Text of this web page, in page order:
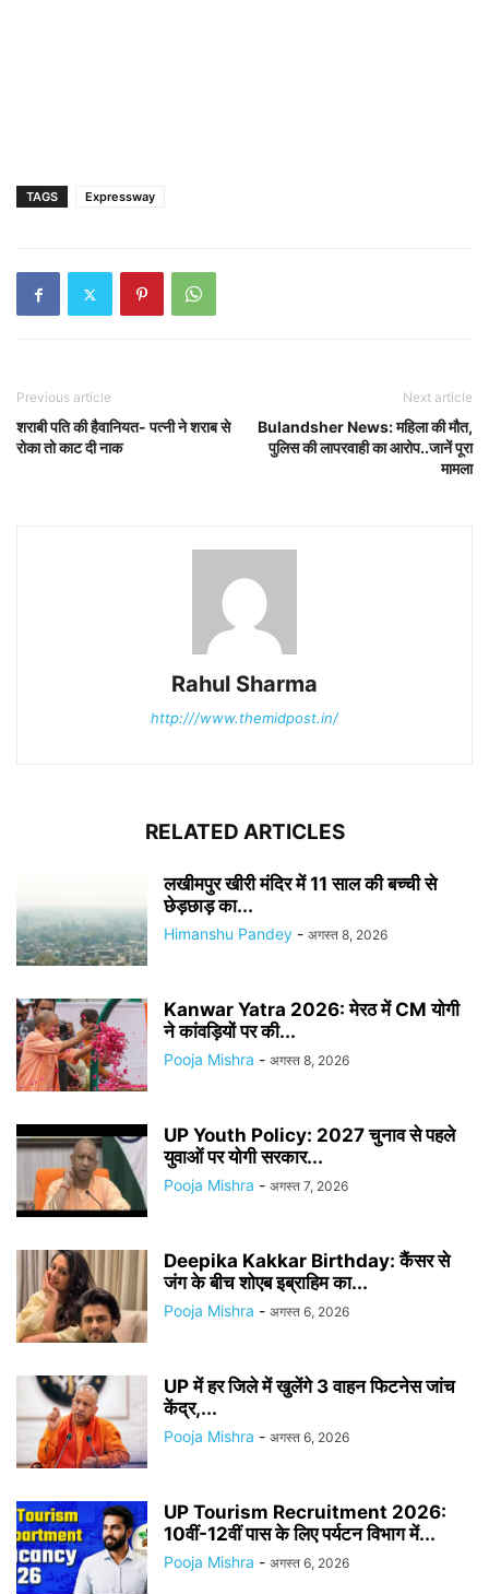
TAGS Expressway
Previous article
शराबी पति की हैवानियत- पत्नी ने शराब से
रोका तो काट दी नाक
Next article
Bulandsher News: महिला की मौत,
पुलिस की लापरवाही का आरोप..जानें पूरा
मामला
Rahul Sharma
http:///www.themidpost.in/
RELATED ARTICLES
लखीमपुर खीरी मंदिर में 11 साल की बच्ची से
छेड़छाड़ का...
Himanshu Pandey - अगस्त 8, 2026
Kanwar Yatra 2026: मेरठ में CM योगी
ने कांवड़ियों पर की...
Pooja Mishra - अगस्त 8, 2026
UP Youth Policy: 2027 चुनाव से पहले
युवाओं पर योगी सरकार...
Pooja Mishra - अगस्त 7, 2026
Deepika Kakkar Birthday: कैंसर से
जंग के बीच शोएब इब्राहिम का...
Pooja Mishra - अगस्त 6, 2026
UP में हर जिले में खुलेंगे 3 वाहन फिटनेस जांच
केंद्र,...
Pooja Mishra - अगस्त 6, 2026
UP Tourism Recruitment 2026:
10वीं-12वीं पास के लिए पर्यटन विभाग में...
Pooja Mishra - अगस्त 6, 2026